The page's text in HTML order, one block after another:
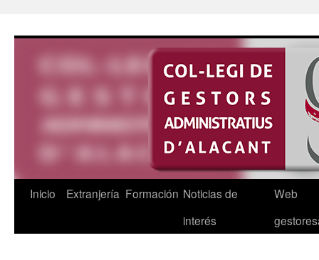
Inicio Extranjería Formación Noticias de
interés
Web